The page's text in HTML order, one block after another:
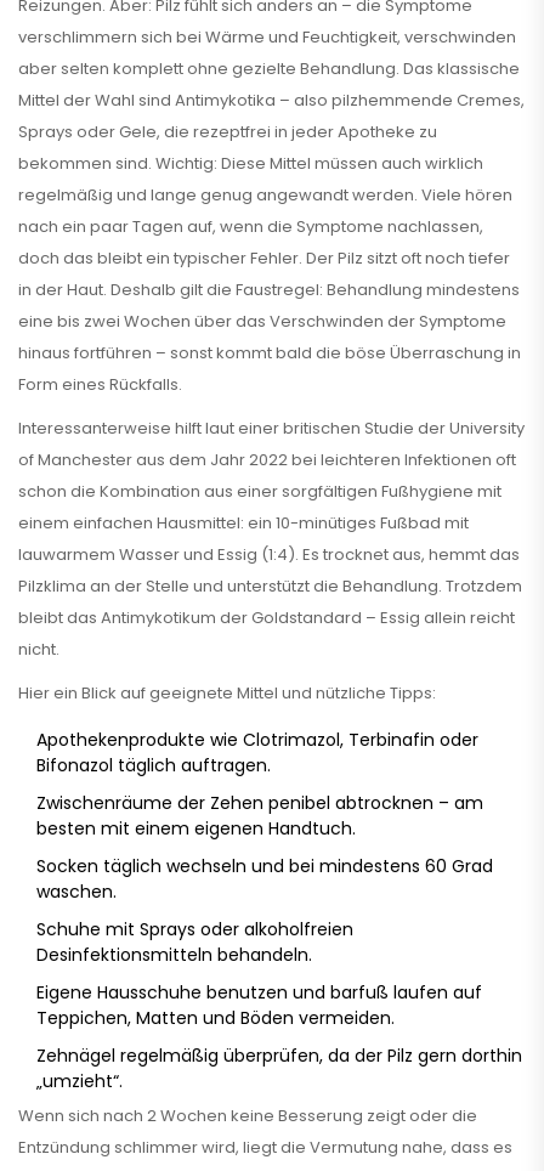
Reizungen. Aber: Pilz fühlt sich anders an – die Symptome
verschlimmern sich bei Wärme und Feuchtigkeit, verschwinden
aber selten komplett ohne gezielte Behandlung. Das klassische
Mittel der Wahl sind Antimykotika – also pilzhemmende Cremes,
Sprays oder Gele, die rezeptfrei in jeder Apotheke zu
bekommen sind. Wichtig: Diese Mittel müssen auch wirklich
regelmäßig und lange genug angewandt werden. Viele hören
nach ein paar Tagen auf, wenn die Symptome nachlassen,
doch das bleibt ein typischer Fehler. Der Pilz sitzt oft noch tiefer
in der Haut. Deshalb gilt die Faustregel: Behandlung mindestens
eine bis zwei Wochen über das Verschwinden der Symptome
hinaus fortführen – sonst kommt bald die böse Überraschung in
Form eines Rückfalls.
Interessanterweise hilft laut einer britischen Studie der University
of Manchester aus dem Jahr 2022 bei leichteren Infektionen oft
schon die Kombination aus einer sorgfältigen Fußhygiene mit
einem einfachen Hausmittel: ein 10-minütiges Fußbad mit
lauwarmem Wasser und Essig (1:4). Es trocknet aus, hemmt das
Pilzklima an der Stelle und unterstützt die Behandlung. Trotzdem
bleibt das Antimykotikum der Goldstandard – Essig allein reicht
nicht.
Hier ein Blick auf geeignete Mittel und nützliche Tipps:
Apothekenprodukte wie Clotrimazol, Terbinafin oder
Bifonazol täglich auftragen.
Zwischenräume der Zehen penibel abtrocknen – am
besten mit einem eigenen Handtuch.
Socken täglich wechseln und bei mindestens 60 Grad
waschen.
Schuhe mit Sprays oder alkoholfreien
Desinfektionsmitteln behandeln.
Eigene Hausschuhe benutzen und barfuß laufen auf
Teppichen, Matten und Böden vermeiden.
Zehnägel regelmäßig überprüfen, da der Pilz gern dorthin
„umzieht“.
Wenn sich nach 2 Wochen keine Besserung zeigt oder die
Entzündung schlimmer wird, liegt die Vermutung nahe, dass es